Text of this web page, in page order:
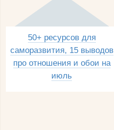
50+ ресурсов для
саморазвития, 15 выводов
про отношения и обои на
июль